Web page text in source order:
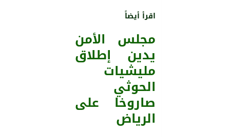
اقرأ أيضاً
مجلس الأمن
يدين إطلاق
مليشيات
الحوثي
صاروخا على
الرياض